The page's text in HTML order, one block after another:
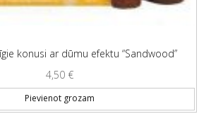
konusi ar dūmu efektu “Sandwood”
4,50 €
Pievienot grozam